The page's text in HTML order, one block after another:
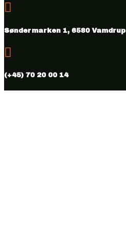

Søndermarken 1, 6580 Vamdrup

(+45) 70 20 00 14